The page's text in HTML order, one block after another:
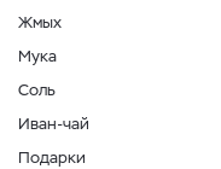
Жмых
Мука
Соль
Иван-чай
Подарки